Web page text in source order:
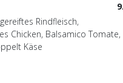
Rindfleisch,
Chicken, Balsamico Tomate,
Käse